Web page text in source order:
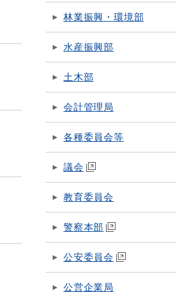
林業振興・環境部
水産振興部
土木部
会計管理局
各種委員会等
議会
教育委員会
警察本部
公安委員会
公営企業局